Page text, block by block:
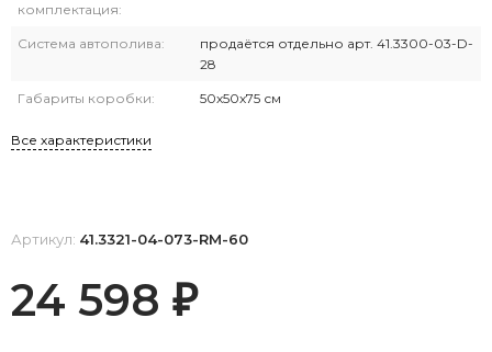
комплектация:
Система автополива:
продаётся отдельно арт. 41.3300-03-D-
28
Габариты коробки: 50х50х75 см
Все характеристики
Артикул: 41.3321-04-073-RM-60
24 598 ₽